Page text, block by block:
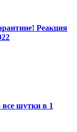
Реакция
шутки в 1